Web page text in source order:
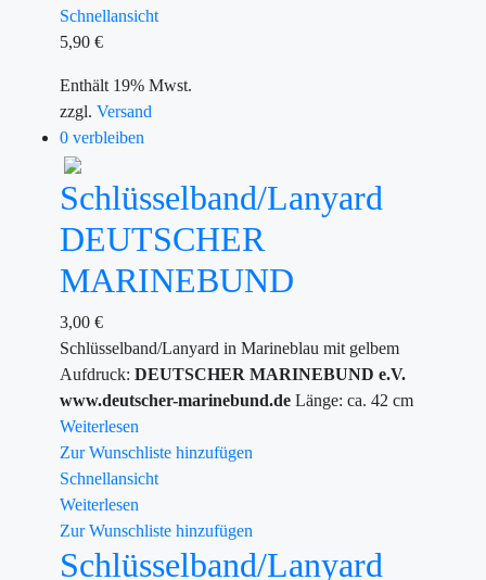
Schnellansicht
5,90 €
Enthält 19% Mwst.
zzgl. Versand
0 verbleiben
Schlüsselband/Lanyard
DEUTSCHER
MARINEBUND
3,00 €
Schlüsselband/Lanyard in Marineblau mit gelbem
Aufdruck: DEUTSCHER MARINEBUND e.V.
www.deutscher-marinebund.de Länge: ca. 42 cm
Weiterlesen
Zur Wunschliste hinzufügen
Schnellansicht
Weiterlesen
Zur Wunschliste hinzufügen
Schlüsselband/Lanyard